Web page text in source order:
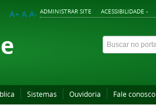
ADMINISTRAR SITE ACESSIBILIDADE -
A+ A A-
Sistemas Ouvidoria Fale conosco